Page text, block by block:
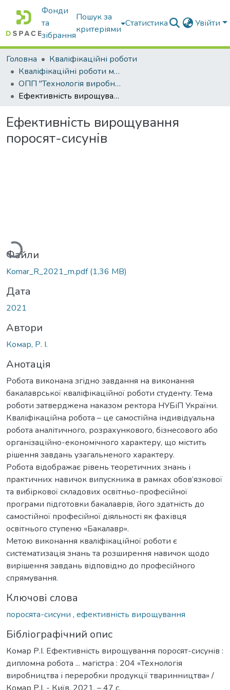
Фонди
та
зібрання
Пошук за
критеріями
Статистика Увійти
Головна
Кваліфікаційні роботи
Кваліфікаційні роботи магістрів
ОПП "Технологія виробництва і переробки продукції тваринництва"
Ефективність вирощування поросят-сисунів
Ефективність вирощування
поросят-сисунів
Файли
Komar_R_2021_m.pdf(1,36 MB)
Дата
2021
Автори
Комар, Р. І.
Анотація
Робота виконана згідно завдання на виконання
бакалаврської кваліфікаційної роботи студенту. Тема
роботи затверджена наказом ректора НУБіП України.
Кваліфікаційна робота – це самостійна індивідуальна
робота аналітичного, розрахункового, бізнесового або
організаційно-економічного характеру, що містить
рішення завдань узагальненого характеру.
Робота відображає рівень теоретичних знань і
практичних навичок випускника в рамках обов’язкової
та вибіркової складових освітньо-професійної
програми підготовки бакалаврів, його здатність до
самостійної професійної діяльності як фахівця
освітнього ступеню «Бакалавр».
Метою виконання кваліфікаційної роботи є
систематизація знань та розширення навичок щодо
вирішення завдань відповідно до професійного
спрямування.
Ключові слова
поросята-сисуни , ефективність вирощування
Бібліографічний опис
Комар Р.І. Ефективність вирощування поросят-сисунів :
дипломна робота ... магістра : 204 «Технологія
виробництва і переробки продукції тваринництва» /